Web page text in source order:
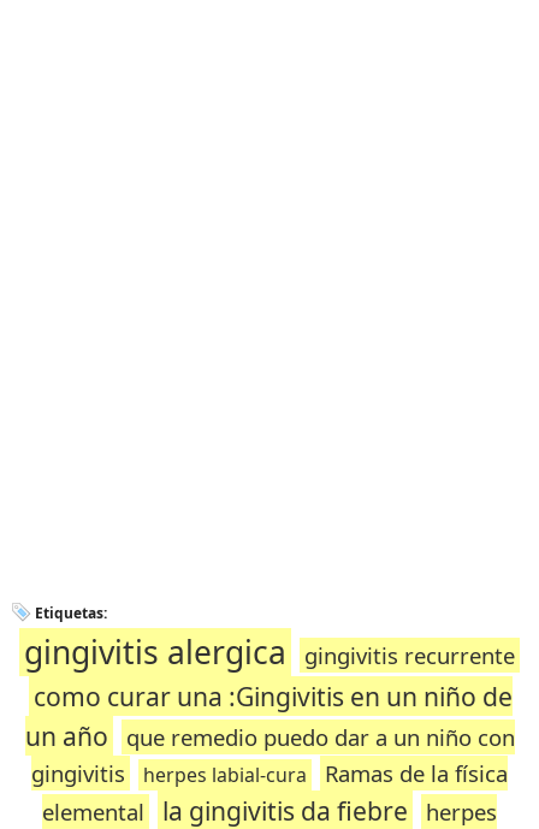
Etiquetas:
gingivitis alergica gingivitis recurrente
como curar una :Gingivitis en un niño de
un año
que remedio puedo dar a un niño con
gingivitis
herpes labial-cura
Ramas de la física
elemental
la gingivitis da fiebre
herpes